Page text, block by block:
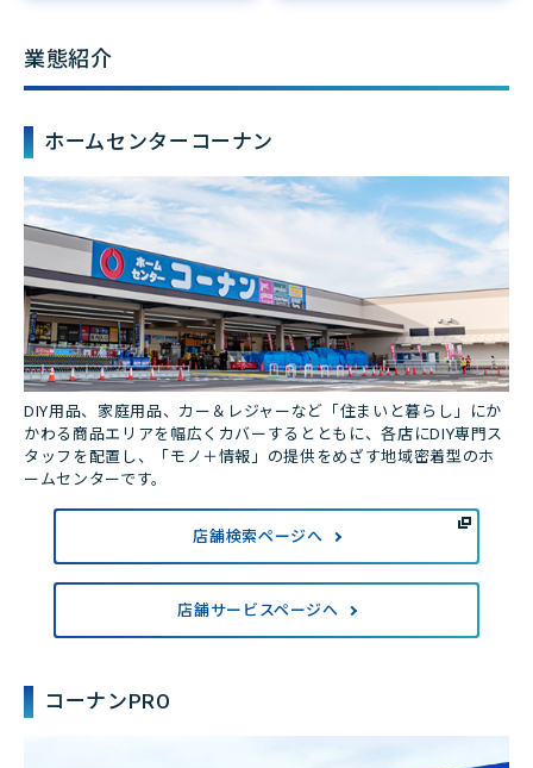
業態紹介
ホームセンターコーナン
DIY用品、家庭用品、カー＆レジャーなど「住まいと暮らし」にか
かわる商品エリアを幅広くカバーするとともに、各店にDIY専門ス
タッフを配置し、「モノ＋情報」の提供をめざす地域密着型のホ
ームセンターです。
店舗検索ページへ
店舗サービスページへ
コーナンPRO